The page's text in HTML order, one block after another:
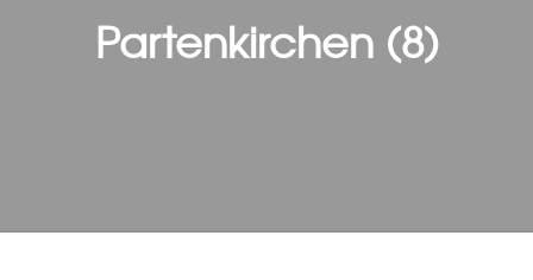
Partenkirchen (8)